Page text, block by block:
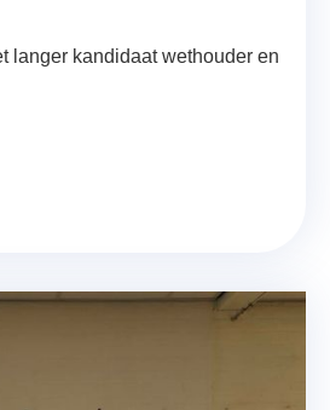
langer kandidaat wethouder en